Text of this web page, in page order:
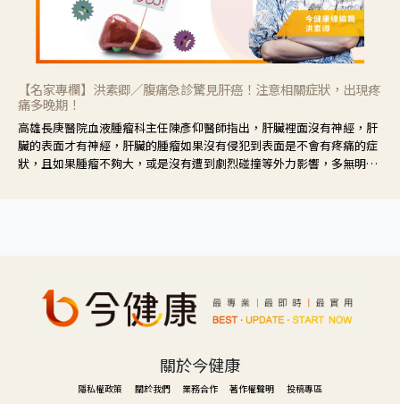
【名家專欄】洪素卿／腹痛急診驚見肝癌！注意相關症狀，出現疼
痛多晚期！
高雄長庚醫院血液腫瘤科主任陳彥仰醫師指出，肝臟裡面沒有神經，肝
臟的表面才有神經，肝臟的腫瘤如果沒有侵犯到表面是不會有疼痛的症
狀，且如果腫瘤不夠大，或是沒有遭到劇烈碰撞等外力影響，多無明顯
關於今健康
隱私權政策 關於我們 業務合作 著作權聲明 投稿專區